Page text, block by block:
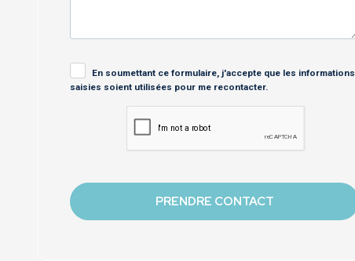
En soumettant ce formulaire, j'accepte que les informations
saisies soient utilisées pour me recontacter.